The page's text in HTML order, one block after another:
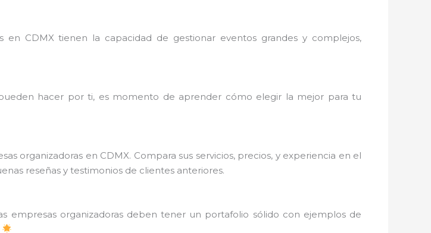
en CDMX tienen la capacidad de gestionar eventos grandes y complejos,
hacer por ti, es momento de aprender cómo elegir la mejor para tu
organizadoras en CDMX. Compara sus servicios, precios, y experiencia en el
reseñas y testimonios de clientes anteriores.
empresas organizadoras deben tener un portafolio sólido con ejemplos de